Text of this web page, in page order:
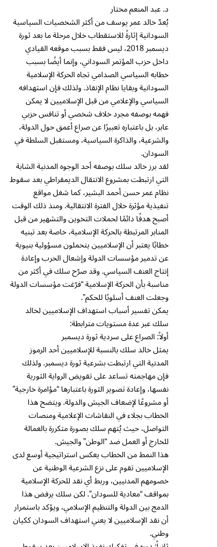
د. عبد المنعم مختار
يُعدّ خالد عمر يوسف من أكثر الشخصيات السياسية
السودانية إثارةً للاستقطاب خلال مرحلة ما بعد ثورة
ديسمبر 2018، ليس فقط بسبب موقعه القيادي
داخل حزب المؤتمر السوداني، وإنما أيضًا بسبب
خطابه السياسي الصدامي تجاه الحركة الإسلامية
السودانية وبقايا نظام الإنقاذ. ولذلك فإن استهدافه
السياسي والإعلامي من قبل الإسلاميين لا يمكن
فهمه بوصفه مجرد خلاف شخصي أو تنافس حزبي
عابر، بل باعتباره تعبيرًا عن صراع أعمق حول الدولة،
والشرعية، والذاكرة السياسية، ومستقبل السلطة في
السودان.
لقد برز خالد سلك بوصفه أحد الوجوه المدنية الشابة
التي ارتبطت بمشروع الانتقال الديمقراطي بعد سقوط
نظام عمر حسن أحمد البشير، كما شغل مواقع
تنفيذية مؤثرة خلال الفترة الانتقالية. ومنذ ذلك الوقت
أصبح هدفًا دائمًا لحملات التخوين والتشهير من قبل
المنابر المرتبطة بالحركة الإسلامية، خاصة بعد تبنيه
خطابًا يعتبر أن الإسلاميين يتحملون مسؤولية بنيوية
عن تدمير مؤسسات الدولة وإشعال الحرب وإعادة
إنتاج العنف السياسي. وقد صرّح سلك في أكثر من
مناسبة بأن الحركة الإسلامية “فرّغت مؤسسات الدولة
وجعلت العنف أسلوبًا للحكم”.
يمكن تفسير أسباب استهداف الإسلاميين لخالد
سلك عبر عدة مستويات مترابطة:
أولاً: الصراع على سردية ثورة ديسمبر
يمثل خالد سلك بالنسبة للإسلاميين أحد الرموز
المدنية التي ارتبطت بشرعية ثورة ديسمبر. ولذلك
فإن مهاجمته تساعد على تقويض الرواية الثورية
نفسها، وإعادة تصوير الثورة باعتبارها “مؤامرة خارجية”
أو مشروعًا لإضعاف الجيش والدولة. ويتضح هذا
الخطاب بجلاء في النقاشات الإعلامية ومنصات
التواصل، حيث يُتهم سلك بصورة متكررة بالعمالة
للخارج أو العمل ضد “الوطن” والجيش.
هذا النمط من الخطاب يعكس استراتيجية أوسع لدى
الإسلاميين تقوم على نزع الشرعية الوطنية عن
خصومهم المدنيين، وربط أي نقد للحركة الإسلامية
بمواقف “معادية للسودان”. لكن سلك يرفض هذا
الدمج بين الدولة والتنظيم الإسلامي، ويؤكد باستمرار
أن نقد الإسلاميين لا يعني استهداف السودان ككيان
وطني.